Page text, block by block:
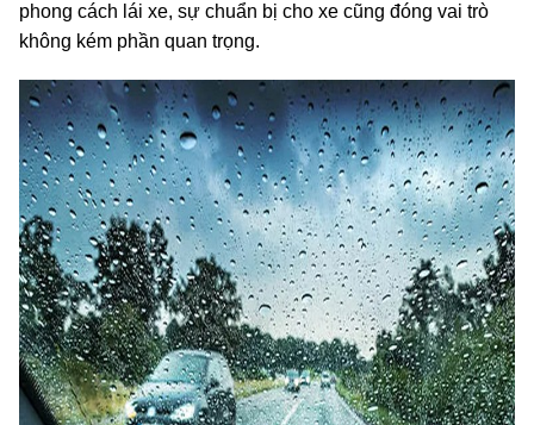
phong cách lái xe, sự chuẩn bị cho xe cũng đóng vai trò
không kém phần quan trọng.